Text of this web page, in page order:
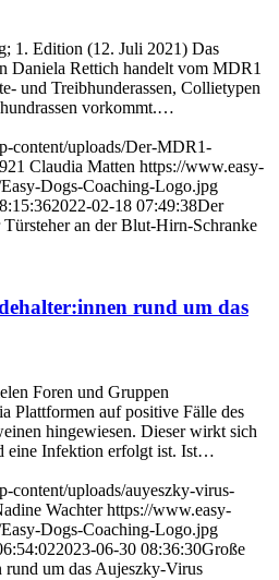
1. Edition (12. Juli 2021) Das
Daniela Rettich handelt vom MDR1
und Treibhunderassen, Collietypen
vorkommt.…
content/uploads/Der-MDR1-
921 Claudia Matten https://www.easy-
Dogs-Coaching-Logo.jpg
2022-02-18 07:49:38Der
an der Blut-Hirn-Schranke
rund um das
Foren und Gruppen
Plattformen auf positive Fälle des
hingewiesen. Dieser wirkt sich
eine Infektion erfolgt ist. Ist…
content/uploads/auyeszky-virus-
Wachter https://www.easy-
Dogs-Coaching-Logo.jpg
2023-06-30 08:36:30Große
rund um das Aujeszky-Virus